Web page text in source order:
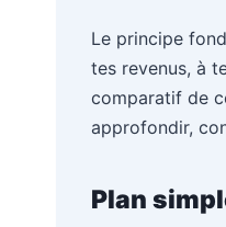
Le principe
tes revenus, à
comparatif de
approfondir,
Plan